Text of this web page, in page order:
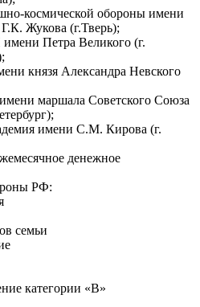
космической обороны имени
Жукова (г.Тверь);
Петра Великого (г.
князя Александра Невского
маршала Советского Союза
имени С.М. Кирова (г.
денежное
РФ:
семьи
категории «В»